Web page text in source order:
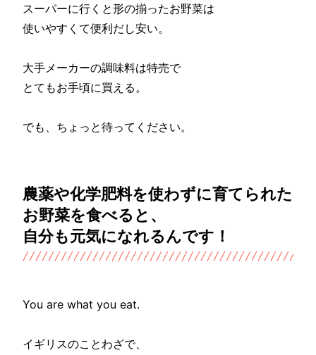
スーパーに行くと形の揃ったお野菜は
使いやすくて便利だし安い。
大手メーカーの調味料は特売で
とてもお手頃に買える。
でも、ちょっと待ってください。
農薬や化学肥料を使わずに育てられた
お野菜を食べると、
自分も元気になれるんです！
You are what you eat.
イギリスのことわざで、